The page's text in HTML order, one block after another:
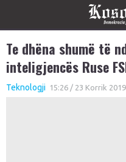
Te dhëna shumë të
inteligjencës Ruse
Teknologji 15:26 / 23 Korrik 2019